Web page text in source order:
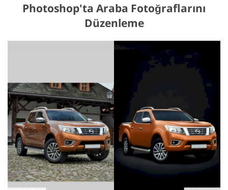
Photoshop'ta Araba Fotoğraflarını
Düzenleme